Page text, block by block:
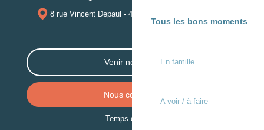
Tous les bons moments
En famille
A voir / à faire
8 rue Vincent Depaul - 40250 MUGRON
Venir nous voir
Nous contacter
Temps de trajet